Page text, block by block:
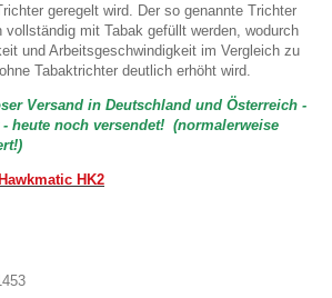
geregelt wird. Der so genannte Trichter
vollständig mit Tabak gefüllt werden, wodurch
und Arbeitsgeschwindigkeit im Vergleich zu
Tabaktrichter deutlich erhöht wird.
Versand in Deutschland und Österreich -
- heute noch versendet! (normalerweise
Hawkmatic HK2